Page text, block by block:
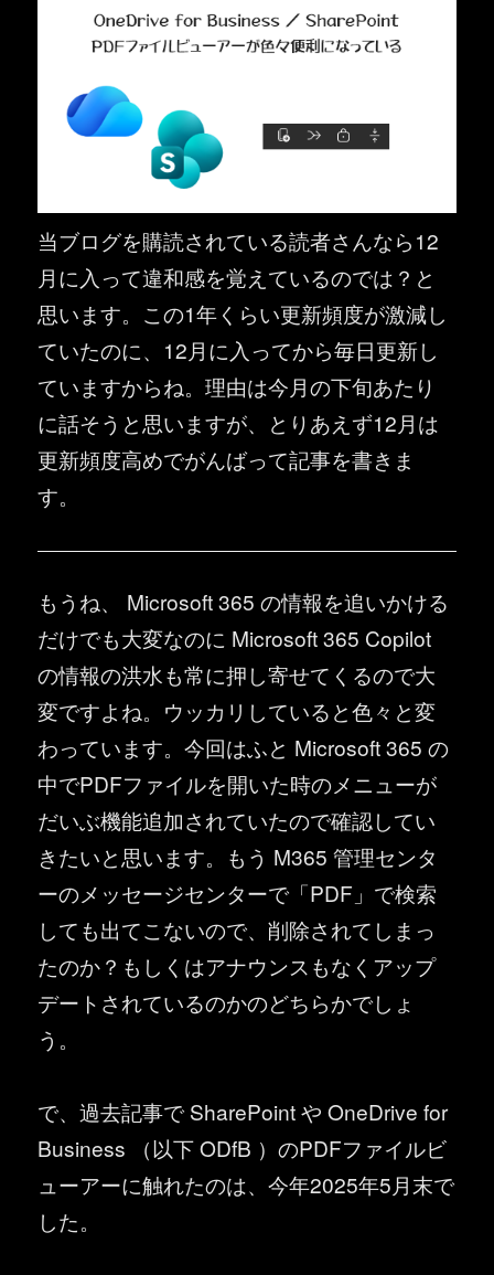
当ブログを購読されている読者さんなら12
月に入って違和感を覚えているのでは？と
思います。この1年くらい更新頻度が激減し
ていたのに、12月に入ってから毎日更新し
ていますからね。理由は今月の下旬あたり
に話そうと思いますが、とりあえず12月は
更新頻度高めでがんばって記事を書きま
す。
もうね、 Microsoft 365 の情報を追いかける
だけでも大変なのに Microsoft 365 Copilot
の情報の洪水も常に押し寄せてくるので大
変ですよね。ウッカリしていると色々と変
わっています。今回はふと Microsoft 365 の
中でPDFファイルを開いた時のメニューが
だいぶ機能追加されていたので確認してい
きたいと思います。もう M365 管理センタ
ーのメッセージセンターで「PDF」で検索
しても出てこないので、削除されてしまっ
たのか？もしくはアナウンスもなくアップ
デートされているのかのどちらかでしょ
う。
で、過去記事で SharePoint や OneDrive for
Business （以下 ODfB ）のPDFファイルビ
ューアーに触れたのは、今年2025年5月末で
した。